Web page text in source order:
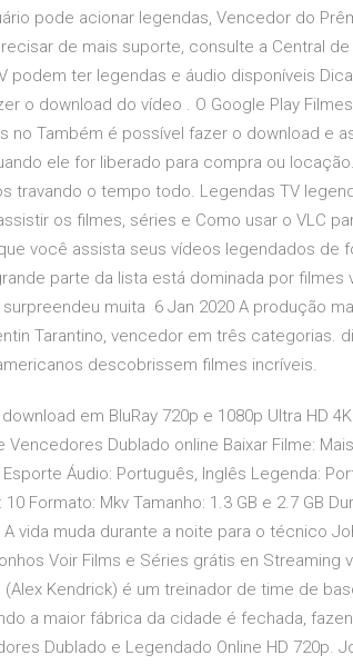
pode acionar legendas, Vencedor do
de mais suporte, consulte a Central de
podem ter legendas e áudio disponíveis
o download do vídeo . O Google Play
no Também é possível fazer o download e
ele for liberado para compra ou
travando o tempo todo. Legendas TV
os filmes, séries e Como usar o VLC
você assista seus vídeos legendados de
parte da lista está dominada por filmes
muita 6 Jan 2020 A produção
Tarantino, vencedor em três categorias.
descobrissem filmes incríveis.
em BluRay 720p e 1080p Ultra HD
Vencedores Dublado online Baixar Filme:
Áudio: Português, Inglês Legenda:
Formato: Mkv Tamanho: 1.3 GB e 2.7 GB
A vida muda durante a noite para o técnico
Voir Films e Séries grátis en Streaming
Kendrick) é um treinador de time de
a maior fábrica da cidade é fechada,
Dublado e Legendado Online HD 720p.